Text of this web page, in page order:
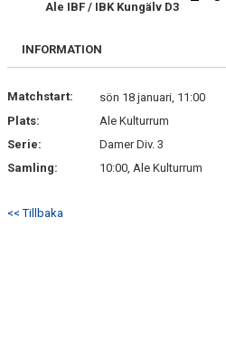
NYHETSARKIV
Ale IBF / IBK Kungälv D3
INFORMATION
Matchstart:
sön 18 januari, 11:00
Plats:
Ale Kulturrum
Serie:
Damer Div. 3
Samling:
10:00, Ale Kulturrum
<< Tillbaka